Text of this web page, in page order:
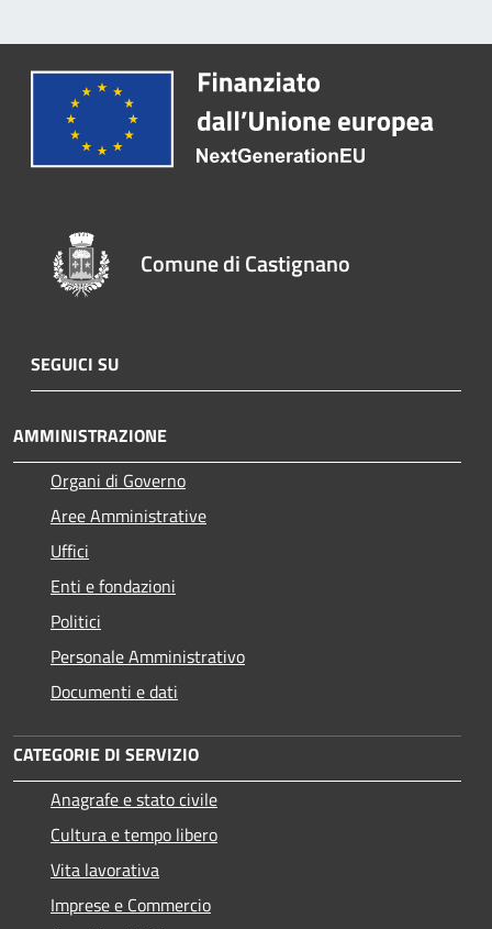
Comune di Castignano
SEGUICI SU
AMMINISTRAZIONE
Organi di Governo
Aree Amministrative
Uffici
Enti e fondazioni
Politici
Personale Amministrativo
Documenti e dati
CATEGORIE DI SERVIZIO
Anagrafe e stato civile
Cultura e tempo libero
Vita lavorativa
Imprese e Commercio